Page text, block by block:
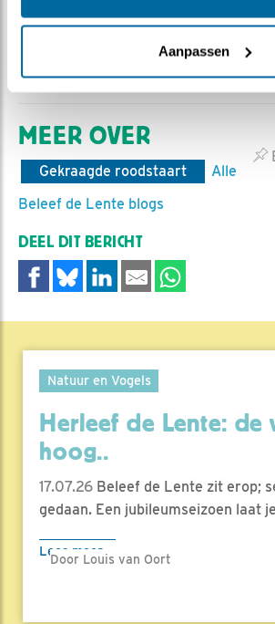
Aanpassen
Kerkuil komt uit de kast terwijl de
MEER OVER
Gekraagde roodstaart
Alle
Beleef de Lente blogs
DEEL DIT BERICHT
Natuur en Vogels
Herleef de Lente: de
hoog..
17.07.26 Beleef de Lente zit erop;
gedaan. Een jubileumseizoen laat
Lees meer
Door Louis van Oort